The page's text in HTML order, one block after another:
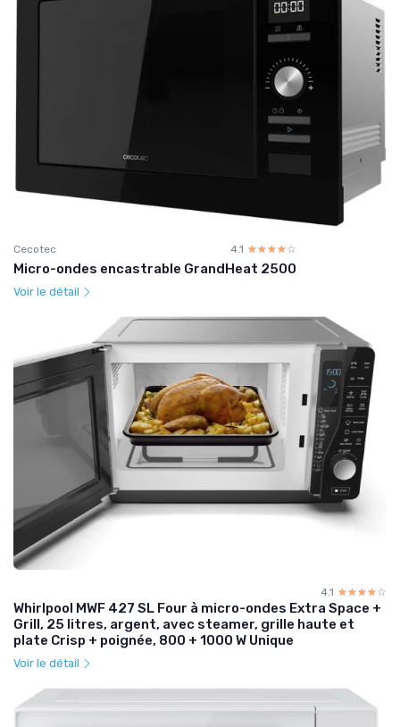
Cecotec 4.1 ☆☆☆☆☆
★★★★★
Micro-ondes encastrable GrandHeat 2500
Voir le détail
4.1 ☆☆☆☆☆
★★★★★
Whirlpool MWF 427 SL Four à micro-ondes Extra Space +
Grill, 25 litres, argent, avec steamer, grille haute et
plate Crisp + poignée, 800 + 1000 W Unique
Voir le détail